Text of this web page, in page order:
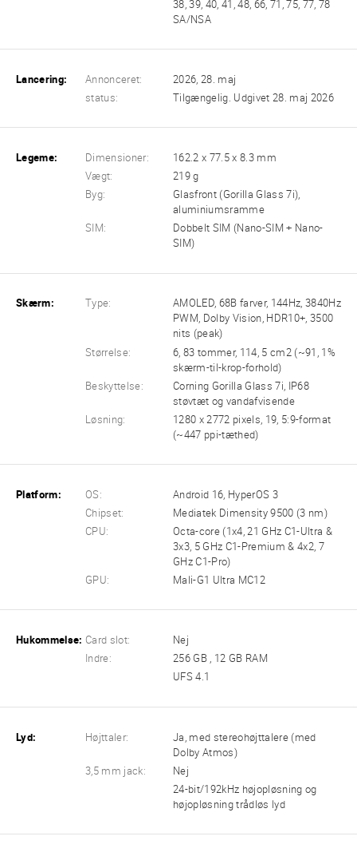
38, 39, 40, 41, 48, 66, 71, 75, 77, 78
SA/NSA
Lancering: Annonceret:
2026, 28. maj
status:
Tilgængelig. Udgivet 28. maj 2026
Legeme: Dimensioner:
162.2 x 77.5 x 8.3 mm
Vægt:
219 g
Byg:
Glasfront (Gorilla Glass 7i),
aluminiumsramme
SIM:
Dobbelt SIM (Nano-SIM + Nano-
SIM)
Skærm: Type:
AMOLED, 68B farver, 144Hz, 3840Hz
PWM, Dolby Vision, HDR10+, 3500
nits (peak)
Størrelse:
6, 83 tommer, 114, 5 cm2 (~91, 1%
skærm-til-krop-forhold)
Beskyttelse:
Corning Gorilla Glass 7i, IP68
støvtæt og vandafvisende
Løsning:
1280 x 2772 pixels, 19, 5:9-format
(~447 ppi-tæthed)
Platform: OS:
Android 16, HyperOS 3
Chipset:
Mediatek Dimensity 9500 (3 nm)
CPU:
Octa-core (1x4, 21 GHz C1-Ultra &
3x3, 5 GHz C1-Premium & 4x2, 7
GHz C1-Pro)
GPU:
Mali-G1 Ultra MC12
Hukommelse: Card slot:
Nej
Indre:
256 GB , 12 GB RAM
UFS 4.1
Lyd: Højttaler:
Ja, med stereohøjttalere (med
Dolby Atmos)
3,5 mm jack:
Nej
24-bit/192kHz højopløsning og
højopløsning trådløs lyd